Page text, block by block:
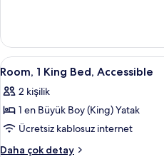
görün
Accessible
hakkında
daha
detay
Room,
1
King
Bed,
Accessible
için
5
Room, 1 King Bed, Accessible
2 kişilik
1 en Büyük Boy (King) Yatak
Ücretsiz kablosuz internet
Daha çok detay
Room,